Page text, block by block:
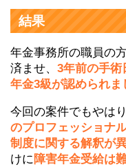
結果
年金事務所の職員の
済ませ、 3年前の手術
年金3級が認められま
今回の案件でもやは
のプロフェッショナ
制度に関する解釈が
けに 障害年金受給は